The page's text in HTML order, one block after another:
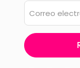
Correo